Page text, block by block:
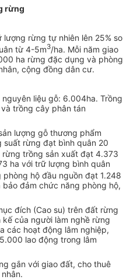
rừng
rừng tự nhiên lên 25% so
từ 4-5m3/ha. Mỗi năm giao
ha rừng đặc dụng và phòng
cộng đồng dân cư.
liệu gỗ: 6.004ha. Trồng
trồng cây phân tán
lượng gỗ thương phẩm
suất rừng đạt bình quân 20
trồng sản xuất đạt 4.373
ha với trữ lượng bình quân
hộ đầu nguồn đạt 1.248
đảm chức năng phòng hộ,
đích (Cao su) trên đất rừng
kế của người làm nghề rừng
các hoạt động lâm nghiệp,
.000 lao động trong lâm
gắn với giao đất, cho thuê